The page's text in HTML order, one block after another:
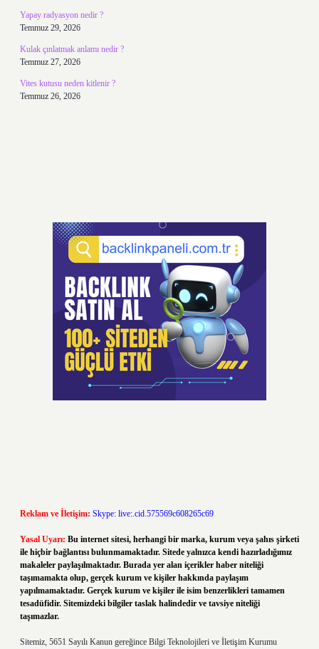
Yapay radyasyon nedir ?
Temmuz 29, 2026
Kulak çınlatmak anlamı nedir ?
Temmuz 27, 2026
Vites kutusu neden kitlenir ?
Temmuz 26, 2026
Reklam ve İletişim: Skype: live:.cid.575569c608265c69
Yasal Uyarı: Bu internet sitesi, herhangi bir marka, kurum veya şahıs şirketi
ile hiçbir bağlantısı bulunmamaktadır. Sitede yalnızca kendi hazırladığımız
makaleler paylaşılmaktadır. Burada yer alan içerikler haber niteliği
taşımamakta olup, gerçek kurum ve kişiler hakkında paylaşım
yapılmamaktadır. Gerçek kurum ve kişiler ile isim benzerlikleri tamamen
tesadüfidir. Sitemizdeki bilgiler taslak halindedir ve tavsiye niteliği
taşımazlar.
Sitemiz, 5651 Sayılı Kanun gereğince Bilgi Teknolojileri ve İletişim Kurumu